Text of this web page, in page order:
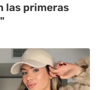
las primeras